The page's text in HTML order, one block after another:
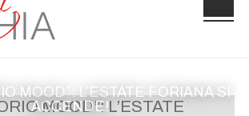
MOOD”: L’ESTATE FORIANA SI
ACCENDE!